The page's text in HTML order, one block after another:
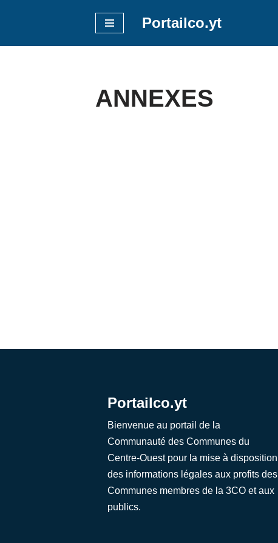
Portailco.yt
ANNEXES
Portailco.yt
Bienvenue au portail de la
Communauté des Communes du
Centre-Ouest pour la mise à disposition
des informations légales aux profits des
Communes membres de la 3CO et aux
publics.